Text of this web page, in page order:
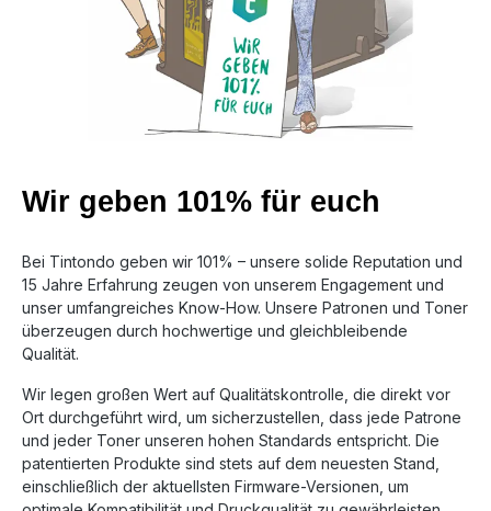
Wir geben 101% für euch
Bei Tintondo geben wir 101% – unsere solide Reputation und
15 Jahre Erfahrung zeugen von unserem Engagement und
unser umfangreiches Know-How. Unsere Patronen und Toner
überzeugen durch hochwertige und gleichbleibende
Qualität.
Wir legen großen Wert auf Qualitätskontrolle, die direkt vor
Ort durchgeführt wird, um sicherzustellen, dass jede Patrone
und jeder Toner unseren hohen Standards entspricht. Die
patentierten Produkte sind stets auf dem neuesten Stand,
einschließlich der aktuellsten Firmware-Versionen, um